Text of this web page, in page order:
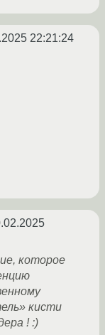
22:21:24
которое
кисти
! :)